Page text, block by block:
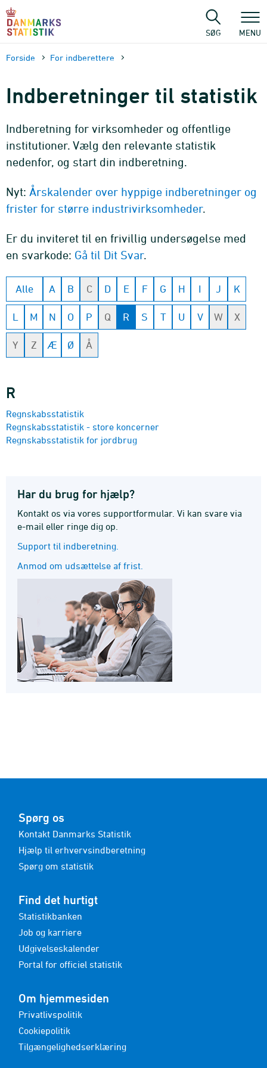
sidens
SØG MENU
Forside For indberettere
Indberetninger til statistik
Indberetning for virksomheder og offentlige
institutioner. Vælg den relevante statistik
nedenfor, og start din indberetning.
Nyt: Årskalender over hyppige indberetninger og
frister for større industrivirksomheder.
Er du inviteret til en frivillig undersøgelse med
en svarkode: Gå til Dit Svar.
Alle A B C D E F G H I J K
L M N O P Q R S T U V W X
Y Z Æ Ø Å
R
Regnskabsstatistik
Regnskabsstatistik - store koncerner
Regnskabsstatistik for jordbrug
Har du brug for hjælp?
Kontakt os via vores supportformular. Vi kan svare via
e-mail eller ringe dig op.
Support til indberetning.
Anmod om udsættelse af frist.
Spørg os
Kontakt Danmarks Statistik
Hjælp til erhvervsindberetning
Spørg om statistik
Find det hurtigt
Statistikbanken
Job og karriere
Udgivelseskalender
Portal for officiel statistik
Om hjemmesiden
Privatlivspolitik
Cookiepolitik
Tilgængelighedserklæring